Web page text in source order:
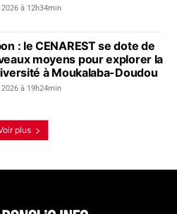
à 12h34min
: le CENAREST se dote de
moyens pour explorer la
à Moukalaba-Doudou
à 19h24min
plus